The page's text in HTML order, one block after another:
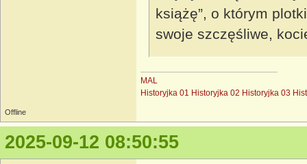
książę”, o którym
swoje szczęśliwe,
MAL
Historyjka 01 Historyjka 02 Historyjka 03
Offline
2025-09-12 08:50:55